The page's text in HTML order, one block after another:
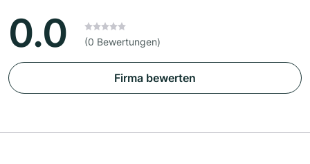
0.0 (0 Bewertungen)
Firma bewerten